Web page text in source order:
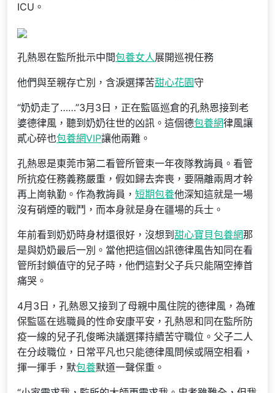
ICU。
孔熱恩在監所批示中間包養女人展開巡視任務
他們與至親存亡別，含淚選擇苦甜心花園守
“奶奶走了……”3月3日，正在監區巡倉的孔熱恩接到老
婆德律風，聽到奶奶往世的凶訊。這個德包養網律風讓
貳心碎也包養網VIP讓他兩難。
孔熱恩是東莞市第二看管所管束一年夜隊教誨員。看管
所抗疫任務義務嚴重，假如歸去奔喪，要隔離兩周才幹
再上崗執勤。作為教誨員， 短期包養他深知這就是一場
沒有硝煙的戰鬥，而本身就是身在疆場的兵士。
年前看到奶奶時身材還很好，沒想到 甜心寶貝包養網那
是與奶奶最后一別。當他把這個凶訊德律風告知同在看
管所封鎖值守的兒子時，他們這對父子兵只能隔空捧首
痛哭。
4月3日，孔熱恩又接到了母親中風住院的德律風，為確
保監區在逃職員的性命安康平安，孔熱恩和同在監所防
疫一線的兒子孔俊晞決議選擇持續苦守職位。父子二人
在分歧職位，日常平凡也只能德律風問候或隔空相看，
揮一揮手，默包養默道一聲保重。